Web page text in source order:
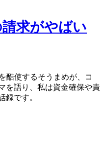
求がやばい
酷使するそうまめが、コ
を語り、私は資金確保や責
録です。